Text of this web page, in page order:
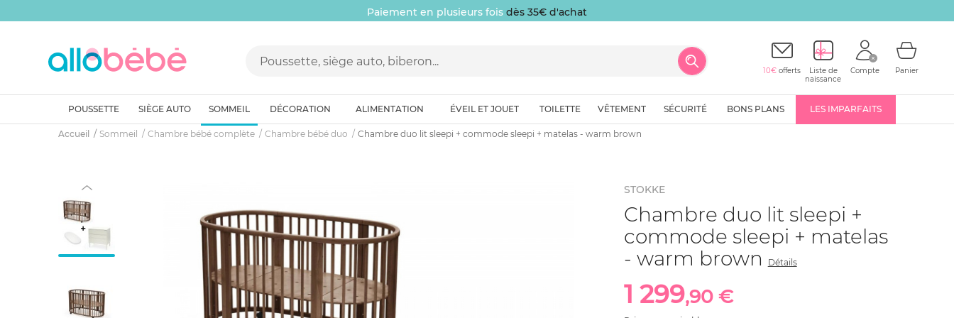
Paiement en plusieurs fois dès 35€ d'achat
10€ offerts
Liste de
naissance
Compte Panier
POUSSETTE SIÈGE AUTO SOMMEIL DÉCORATION ALIMENTATION ÉVEIL ET JOUET TOILETTE VÊTEMENT SÉCURITÉ BONS PLANS LES IMPARFAITS
Accueil Sommeil Chambre bébé complète Chambre bébé duo Chambre duo lit sleepi + commode sleepi + matelas - warm brown
STOKKE
Chambre duo lit sleepi +
commode sleepi + matelas
- warm brown
Détails
1 299,90 €